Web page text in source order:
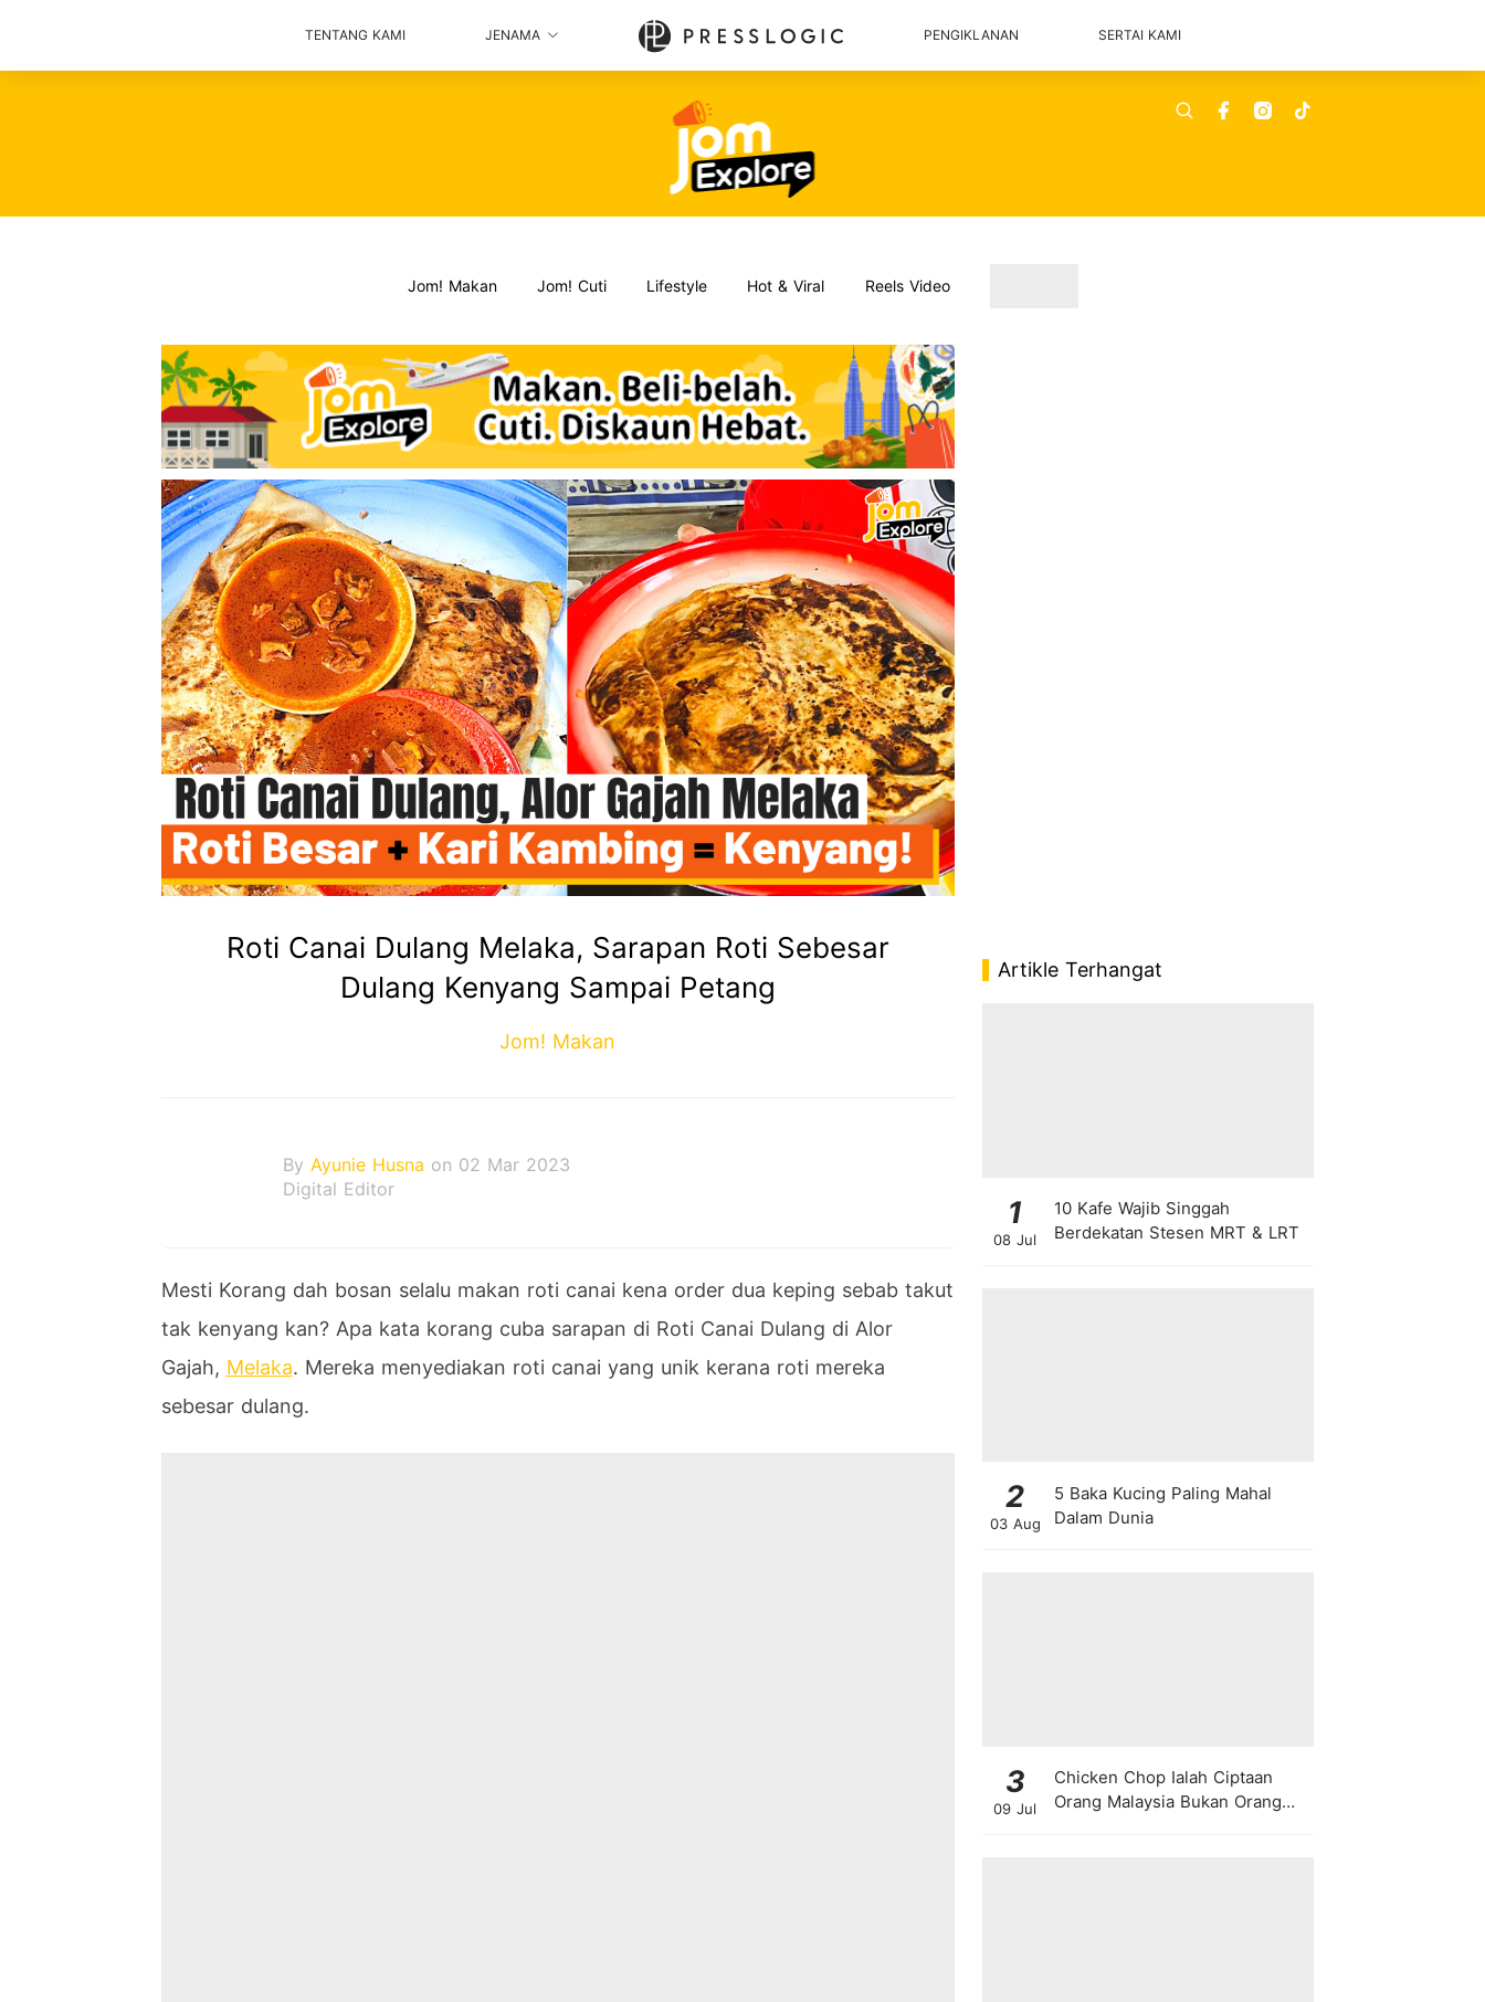
TENTANG KAMI JENAMA PENGIKLANAN SERTAI KAMI
Jom! Makan Jom! Cuti Lifestyle Hot & Viral Reels Video
Roti Canai Dulang Melaka, Sarapan Roti Sebesar
Dulang Kenyang Sampai Petang
Jom! Makan
By Ayunie Husna on 02 Mar 2023
Digital Editor
Mesti Korang dah bosan selalu makan roti canai kena order dua keping sebab takut
tak kenyang kan? Apa kata korang cuba sarapan di Roti Canai Dulang di Alor
Gajah, Melaka. Mereka menyediakan roti canai yang unik kerana roti mereka
sebesar dulang.
Artikle Terhangat
1
08 Jul
10 Kafe Wajib Singgah
Berdekatan Stesen MRT & LRT
2
03 Aug
5 Baka Kucing Paling Mahal
Dalam Dunia
3
09 Jul
Chicken Chop Ialah Ciptaan
Orang Malaysia Bukan Orang